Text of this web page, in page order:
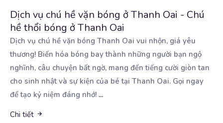
Dịch vụ chú hề vặn bóng ở Thanh Oai - Chú
hề thổi bóng ở Thanh Oai
Dịch vụ chú hề vặn bóng Thanh Oai vui nhộn, giá yêu
thương! Biến hóa bóng bay thành những người bạn ngộ
nghĩnh, câu chuyện bất ngờ, mang đến tiếng cười giòn tan
cho sinh nhật và sự kiện của bé tại Thanh Oai. Gọi ngay
để tạo kỷ niệm đáng nhớ! ...
Chi tiết